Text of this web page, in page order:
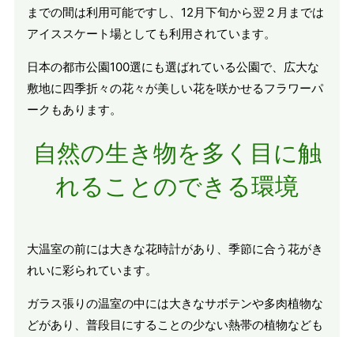
までの間は利用可能ですし、12月下旬から翌２月までは
アイススケート場としても利用されています。
日本の都市公園100選にも選ばれている公園で、広大な
敷地に四季折々の花々が美しい花を咲かせるフラワーパ
ークもあります。
自然の生き物を多く目に触
れることのできる環境
大温室の前には大きな花時計があり、季節に合う花がき
れいに彩られています。
ガラス張りの温室の中には大きなサボテンや多肉植物な
どがあり、普段目にすることの少ない熱帯の植物なども